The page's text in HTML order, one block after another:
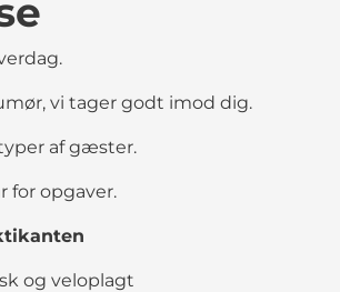
vi tager godt imod dig.
af gæster.
for opgaver.
og veloplagt